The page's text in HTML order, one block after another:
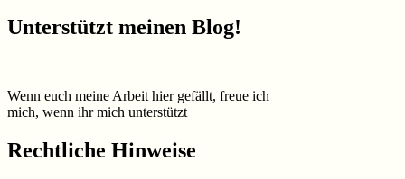
Unterstützt meinen Blog!
Wenn euch meine Arbeit hier gefällt, freue ich
mich, wenn ihr mich unterstützt
Rechtliche Hinweise